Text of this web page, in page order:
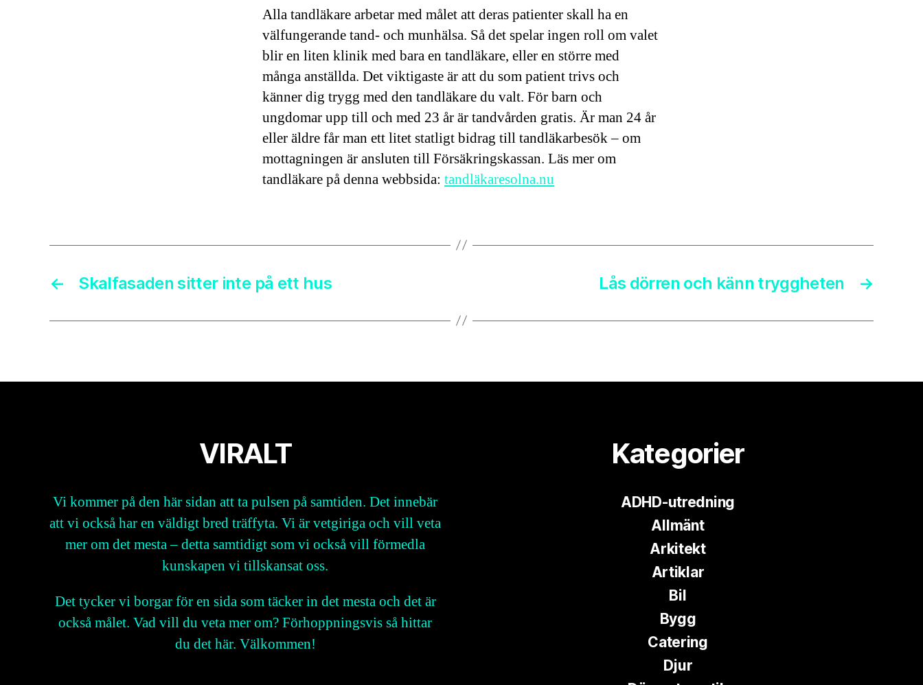
Alla tandläkare arbetar med målet att deras patienter skall ha en
välfungerande tand- och munhälsa. Så det spelar ingen roll om valet
blir en liten klinik med bara en tandläkare, eller en större med
många anställda. Det viktigaste är att du som patient trivs och
känner dig trygg med den tandläkare du valt. För barn och
ungdomar upp till och med 23 år är tandvården gratis. Är man 24 år
eller äldre får man ett litet statligt bidrag till tandläkarbesök – om
mottagningen är ansluten till Försäkringskassan. Läs mer om
tandläkare på denna webbsida: tandläkaresolna.nu
← Skalfasaden sitter inte på ett hus →
Lås dörren och känn tryggheten
VIRALT
Vi kommer på den här sidan att ta pulsen på samtiden. Det innebär
att vi också har en väldigt bred träffyta. Vi är vetgiriga och vill veta
mer om det mesta – detta samtidigt som vi också vill förmedla
kunskapen vi tillskansat oss.
Det tycker vi borgar för en sida som täcker in det mesta och det är
också målet. Vad vill du veta mer om? Förhoppningsvis så hittar
du det här. Välkommen!
Kategorier
ADHD-utredning
Allmänt
Arkitekt
Artiklar
Bil
Bygg
Catering
Djur